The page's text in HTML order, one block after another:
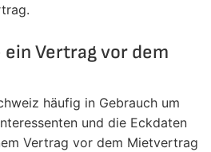
Vertrag vor dem
häufig in Gebrauch um
und die Eckdaten
Vertrag vor dem Mietvertrag